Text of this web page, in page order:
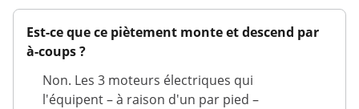
Est-ce que ce piètement monte et descend par
à-coups ?
Non. Les 3 moteurs électriques qui
l'équipent – à raison d'un par pied –